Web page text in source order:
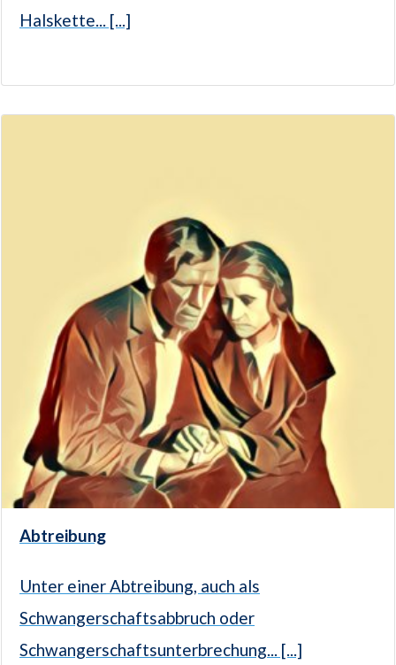
Halskette... [...]
Abtreibung
Unter einer Abtreibung, auch als
Schwangerschaftsabbruch oder
Schwangerschaftsunterbrechung... [...]